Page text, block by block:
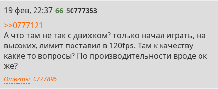
66
19 фев, 22:37 66 50777353
>>0777121
А что там не так с движком? только начал играть, на
высоких, лимит поставил в 120fps. Там к качеству
какие то вопросы? По производительности вроде ок
же?
Ответы 0777896